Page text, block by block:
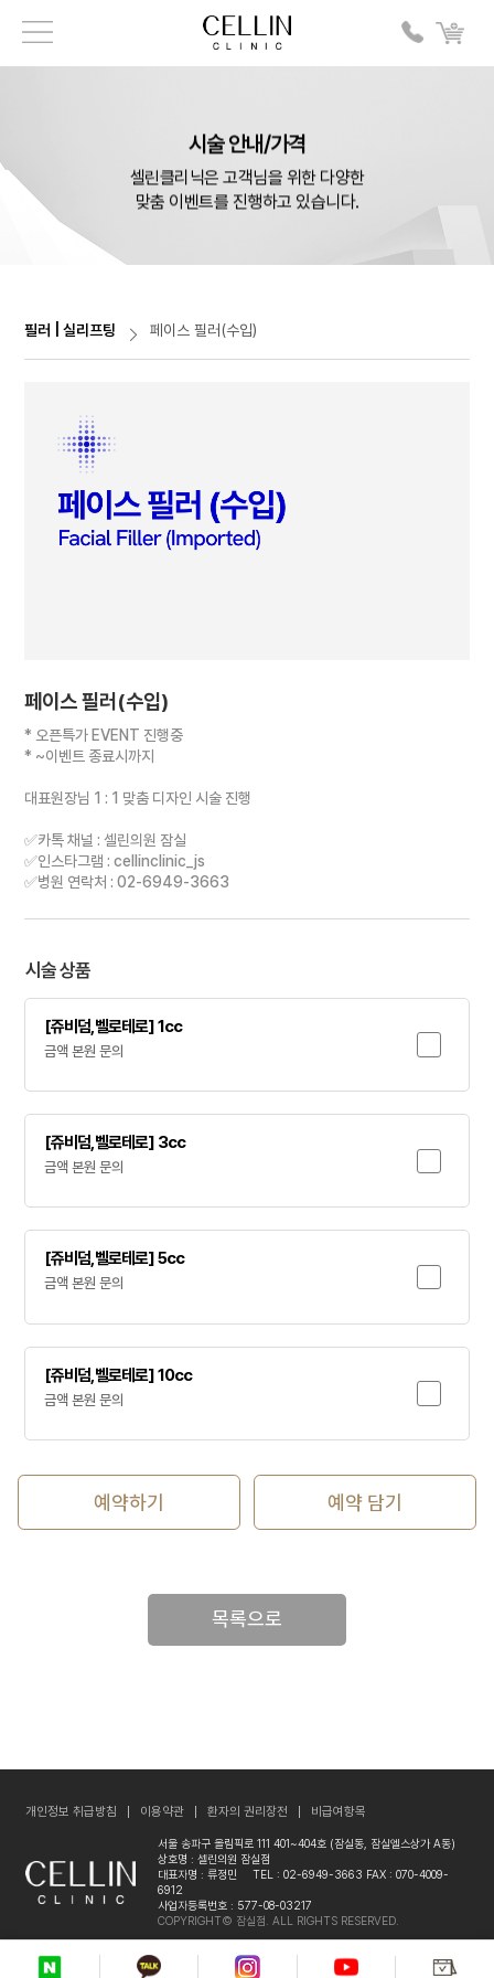
시술 안내/가격
셀린클리닉은 고객님을 위한 다양한
맞춤 이벤트를 진행하고 있습니다.
필러 | 실리프팅 페이스 필러(수입)
페이스 필러(수입)
* 오픈특가 EVENT 진행중
* ~이벤트 종료시까지
대표원장님 1 : 1 맞춤 디자인 시술 진행
✅카톡 채널 : 셀린의원 잠실
✅인스타그램 : cellinclinic_js
✅병원 연락처 : 02-6949-3663
시술 상품
[쥬비덤,벨로테로] 1cc
금액 본원 문의
[쥬비덤,벨로테로] 3cc
금액 본원 문의
[쥬비덤,벨로테로] 5cc
금액 본원 문의
[쥬비덤,벨로테로] 10cc
금액 본원 문의
예약하기 예약 담기
목록으로
개인정보 취급방침 이용약관 환자의 권리장전 비급여항목
서울 송파구 올림픽로 111 401~404호 (잠실동, 잠실엘스상가 A동)
상호명 : 셀린의원 잠실점
대표자명 : 류정민
TEL : 02-6949-3663 FAX : 070-4009-
6912
사업자등록번호 : 577-08-03217
COPYRIGHT© 잠실점. ALL RIGHTS RESERVED.